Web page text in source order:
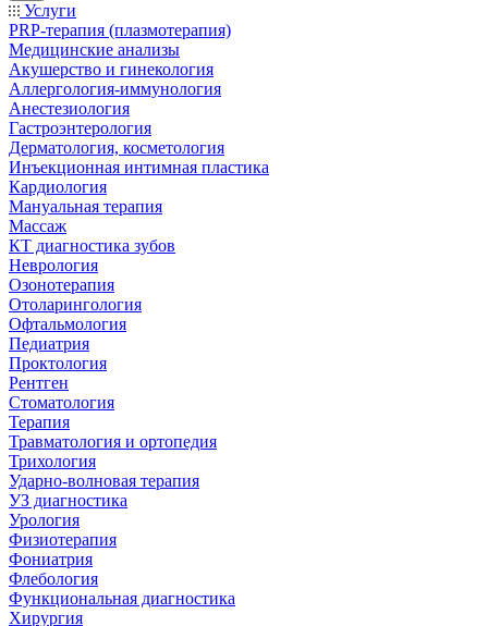
Услуги
PRP-терапия (плазмотерапия)
Медицинские анализы
Акушерство и гинекология
Аллергология-иммунология
Анестезиология
Гастроэнтерология
Дерматология, косметология
Инъекционная интимная пластика
Кардиология
Мануальная терапия
Массаж
КТ диагностика зубов
Неврология
Озонотерапия
Отоларингология
Офтальмология
Педиатрия
Проктология
Рентген
Стоматология
Терапия
Травматология и ортопедия
Трихология
Ударно-волновая терапия
УЗ диагностика
Урология
Физиотерапия
Фониатрия
Флебология
Функциональная диагностика
Хирургия